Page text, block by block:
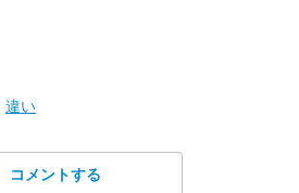
違い
コメントする